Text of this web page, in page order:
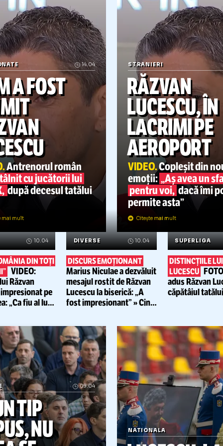
24.04
NU CÂȘTIG, SUNT
Răzvan Lucescu,
cuvinte ca tatăl
finalei Cupei
„Un uragan a
peste noi”
„Dacă nu
CAMPIONATE 21.04
EROUL UNUI CLUB DE 100
DE ANI
Răzvan Lucescu a
devenit în 7 anicel mai
mare antrenor al lui PAOK.
Tocmai a sărbătorit
centenarul
A FOST
aîntâlnit cu jucătorii lui
după decesul tatălui
Citește mai mult
STRANIERI
emoții:„Aș
pentru voi,
permite
Citește mai mult
10.04
ROMÂNIA DIN TOȚI
VIDEO:
luiRăzvan
„A iubit
DIVERSE
DISCURS EMOȚIONANT
Marius Niculae a dezvăluit
mesajul rostit deRăzvan